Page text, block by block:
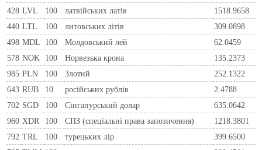
428 LVL 100 латвійських латів
1518.9658
440 LTL 100 литовських літів
309.0898
498 MDL 100 Молдовський лей
62.0459
578 NOK 100 Норвезька крона
135.2373
985 PLN 100 Злотий
252.1322
643 RUB 10 російських рублів
2.4788
702 SGD 100 Сінгапурський долар
635.0642
960 XDR 100 СПЗ (спеціальні права запозичення)
1218.3801
792 TRL 100 турецьких лір
399.6500